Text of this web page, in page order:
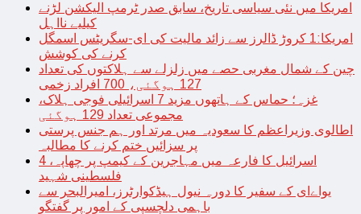
امریکا میں نئی سیاسی تاریخ، سابق صدر ٹرمپ الیکشن لڑنے
کیلیے نااہل
امریکا:1 کروڑ ڈالرز سے زائد مالیت کی ای-سگریٹس اسمگل
کرنے کی کوشش
چین کے شمال مغربی حصے میں زلزلے سے ہلاکتوں کی تعداد
127 ہوگئی، 700 افراد زخمی
غزہ؛ حماس کے ہاتھوں مزید 7 اسرائیلی فوجی ہلاک،
مجموعی تعداد 129 ہوگئی
اطالوی وزیراعظم کا سعودیہ میں مرتد اور ہم جنس پرستی
پر سزائیں ختم کرنے کا مطالبہ
اسرائیل کا فارعہ میں مہاجرین کے کیمپ پر چھاپہ، 4
فلسطینی شہید
یواےای کے سفیر کا دورہ نیول ہیڈکوارٹرز، امیرالبحر سے
باہمی دلچسپی کے امور پر گفتگو